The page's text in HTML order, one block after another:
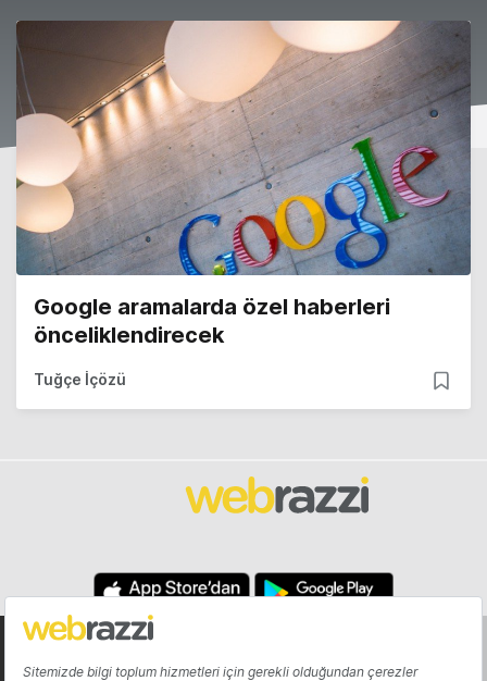
Google aramalarda özel haberleri
önceliklendirecek
Tuğçe İçözü